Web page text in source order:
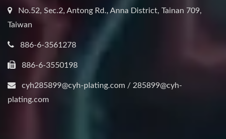
No.52, Sec.2, Antong Rd., Anna District, Tainan 709,
Taiwan
886-6-3561278
886-6-3550198
cyh285899@cyh-plating.com / 285899@cyh-
plating.com